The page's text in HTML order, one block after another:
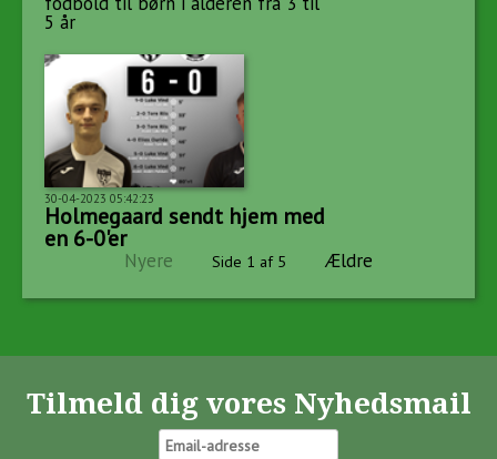
5 år
30-04-2023 05:42:23
Holmegaard sendt hjem med
en 6-0'er
Nyere Side 1 af 5 Ældre
Tilmeld dig vores Nyhedsmail